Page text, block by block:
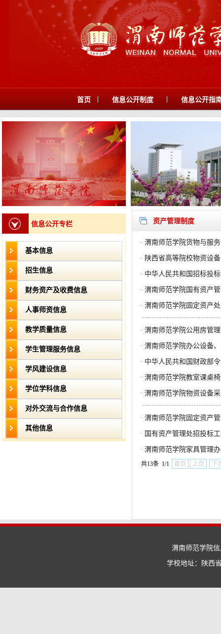
首页 信息公开制度 信息公开指
信息公开专栏
基本信息
招生信息
财务资产及收费信息
人事师资信息
教学质量信息
学生管理服务信息
学风建设信息
学位学科信息
对外交流与合作信息
其他信息
资产管理制度
· 渭南师范学院货物与服
· 陕西省高等院校物资设
· 中华人民共和国招标投
· 渭南师范学院国有资产
· 渭南师范学院固定资产
· 渭南师范学院公用房管
· 渭南师范学院办公设备
· 中华人民共和国财政部
· 渭南师范学院教室课桌
· 渭南师范学院物资设备
· 渭南师范学院固定资产
· 国有资产管理处招投标
· 渭南师范学院家具管理
共13条 1/1 首页 上页 下
渭南师范学院
学校地址：陕西